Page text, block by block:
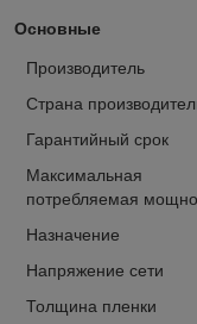
Основные
Производитель
Страна
Гарантийный срок
Максимальная
потребляемая
Назначение
Напряжение сети
Толщина пленки